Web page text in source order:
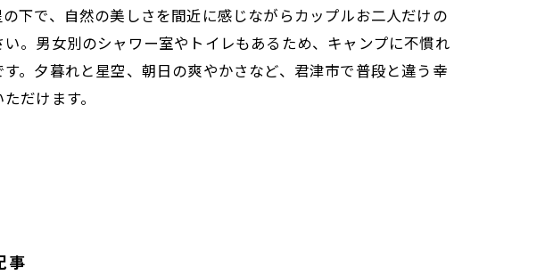
下で、自然の美しさを間近に感じながらカップルお二人だけの
。男女別のシャワー室やトイレもあるため、キャンプに不慣れ
。夕暮れと星空、朝日の爽やかさなど、君津市で普段と違う幸
だけます。
事